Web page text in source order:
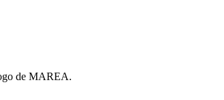
de MAREA.